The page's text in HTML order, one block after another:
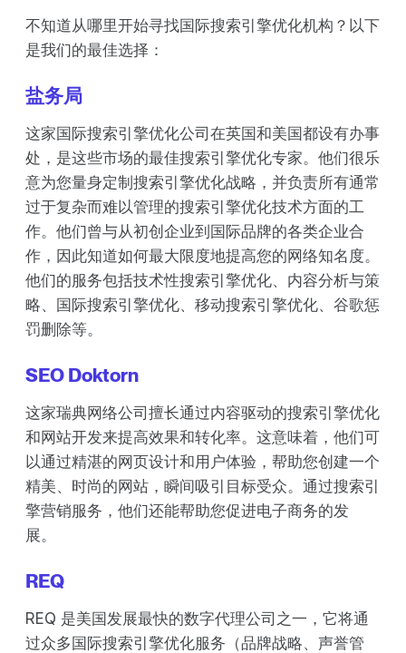
不知道从哪里开始寻找国际搜索引擎优化机构？以下
是我们的最佳选择：
盐务局
这家国际搜索引擎优化公司在英国和美国都设有办事
处，是这些市场的最佳搜索引擎优化专家。他们很乐
意为您量身定制搜索引擎优化战略，并负责所有通常
过于复杂而难以管理的搜索引擎优化技术方面的工
作。他们曾与从初创企业到国际品牌的各类企业合
作，因此知道如何最大限度地提高您的网络知名度。
他们的服务包括技术性搜索引擎优化、内容分析与策
略、国际搜索引擎优化、移动搜索引擎优化、谷歌惩
罚删除等。
SEO Doktorn
这家瑞典网络公司擅长通过内容驱动的搜索引擎优化
和网站开发来提高效果和转化率。这意味着，他们可
以通过精湛的网页设计和用户体验，帮助您创建一个
精美、时尚的网站，瞬间吸引目标受众。通过搜索引
擎营销服务，他们还能帮助您促进电子商务的发
展。
REQ
REQ 是美国发展最快的数字代理公司之一，它将通
过众多国际搜索引擎优化服务（品牌战略、声誉管